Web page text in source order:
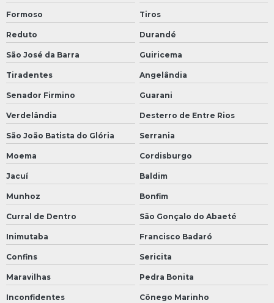
Formoso Tiros
Reduto Durandé
São José da Barra Guiricema
Tiradentes Angelândia
Senador Firmino Guarani
Verdelândia Desterro de Entre Rios
São João Batista do Glória Serrania
Moema Cordisburgo
Jacuí Baldim
Munhoz Bonfim
Curral de Dentro São Gonçalo do Abaeté
Inimutaba Francisco Badaró
Confins Sericita
Maravilhas Pedra Bonita
Inconfidentes Cônego Marinho